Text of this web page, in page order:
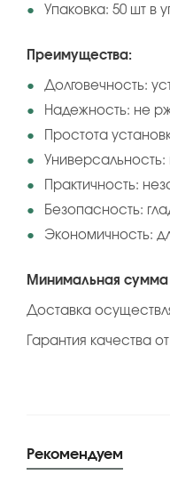
Упаковка: 50 шт в
Преимущества:
Долговечность:
Надежность: не
Простота
Универсальность:
Практичность:
Безопасность:
Экономичность:
Минимальная сумма
Доставка
Гарантия качества
Рекомендуем